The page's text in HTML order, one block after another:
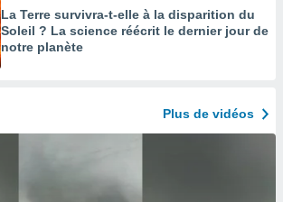
La Terre survivra-t-elle à la disparition du
Soleil ? La science réécrit le dernier jour de
notre planète
Plus de vidéos